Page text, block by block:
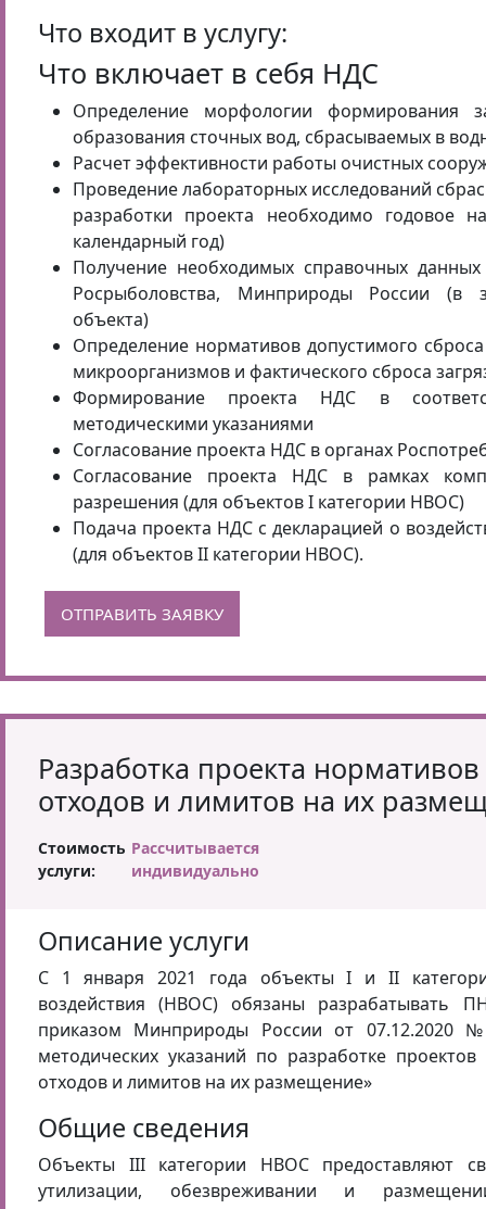
Что входит в услугу:
Что включает в себя НДС
Определение морфологии формирования
образования сточных вод, сбрасываемых в
Расчет эффективности работы очистных
Проведение лабораторных исследований
разработки проекта необходимо годовое
календарный год)
Получение необходимых справочных
Росрыболовства, Минприроды России (в
объекта)
Определение нормативов допустимого
микроорганизмов и фактического сброса
Формирование проекта НДС в
методическими указаниями
Согласование проекта НДС в органах
Согласование проекта НДС в рамках
разрешения (для объектов I категории НВОС)
Подача проекта НДС с декларацией о
(для объектов II категории НВОС).
ОТПРАВИТЬ ЗАЯВКУ
Разработка проекта
отходов и лимитов на их
Стоимость
услуги:
Рассчитывается
индивидуально
Описание услуги
С 1 января 2021 года объекты I и II
воздействия (НВОС) обязаны разрабатывать
приказом Минприроды России от 07.12.2020
методических указаний по разработке
отходов и лимитов на их размещение»
Общие сведения
Объекты III категории НВОС предоставляют
утилизации, обезвреживании и